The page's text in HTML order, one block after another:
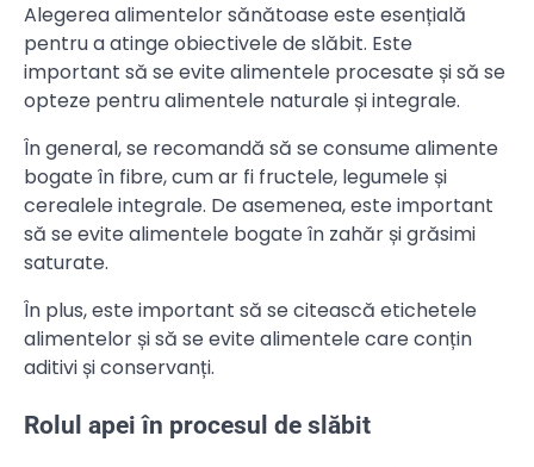
Alegerea alimentelor sănătoase este esențială
pentru a atinge obiectivele de slăbit. Este
important să se evite alimentele procesate și să se
opteze pentru alimentele naturale și integrale.
În general, se recomandă să se consume alimente
bogate în fibre, cum ar fi fructele, legumele și
cerealele integrale. De asemenea, este important
să se evite alimentele bogate în zahăr și grăsimi
saturate.
În plus, este important să se citească etichetele
alimentelor și să se evite alimentele care conțin
aditivi și conservanți.
Rolul apei în procesul de slăbit